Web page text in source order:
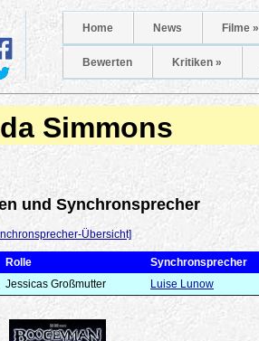
Home News Filme »
Bewerten Kritiken »
Simmons
und Synchronsprecher
Übersicht]
Rolle
Synchronsprecher
Jessicas Großmutter Luise Lunow